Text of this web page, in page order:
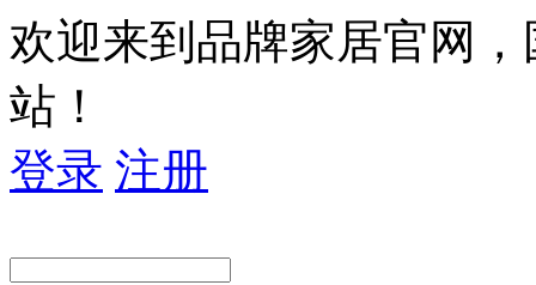
欢迎来到品牌家居官网
站！
登录 注册